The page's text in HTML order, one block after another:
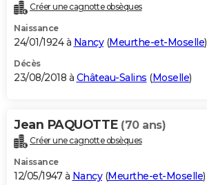
Créer une cagnotte obsèques
Naissance
24/01/1924 à Nancy(Meurthe-et-Moselle)
Décès
23/08/2018 à Château-Salins (Moselle)
Jean PAQUOTTE (70 ans)
Créer une cagnotte obsèques
Naissance
12/05/1947 à Nancy(Meurthe-et-Moselle)